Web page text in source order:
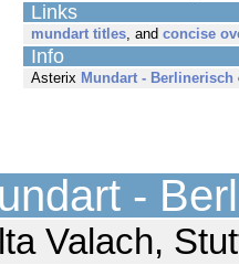
Links
mundart titles, and concise
Info
Asterix Mundart - Berlinerisch
-
Valach,